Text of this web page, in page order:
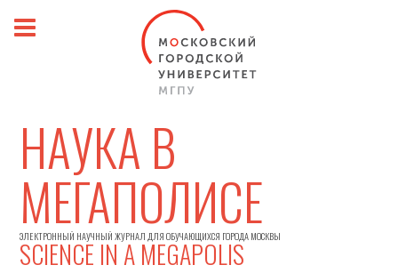
НАУКА В
МЕГАПОЛИСЕ
ЭЛЕКТРОННЫЙ НАУЧНЫЙ ЖУРНАЛ ДЛЯ ОБУЧАЮЩИХСЯ ГОРОДА МОСКВЫ
SCIENCE IN A MEGAPOLIS